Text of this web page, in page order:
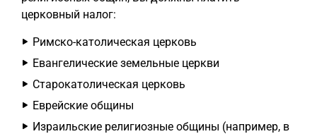
церковный налог:
Римско-католическая церковь
Евангелические земельные церкви
Старокатолическая церковь
Еврейские общины
Израильские религиозные общины (например, в